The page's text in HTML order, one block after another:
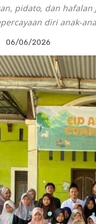
pidato, dan
diri anak-
06/06/2026